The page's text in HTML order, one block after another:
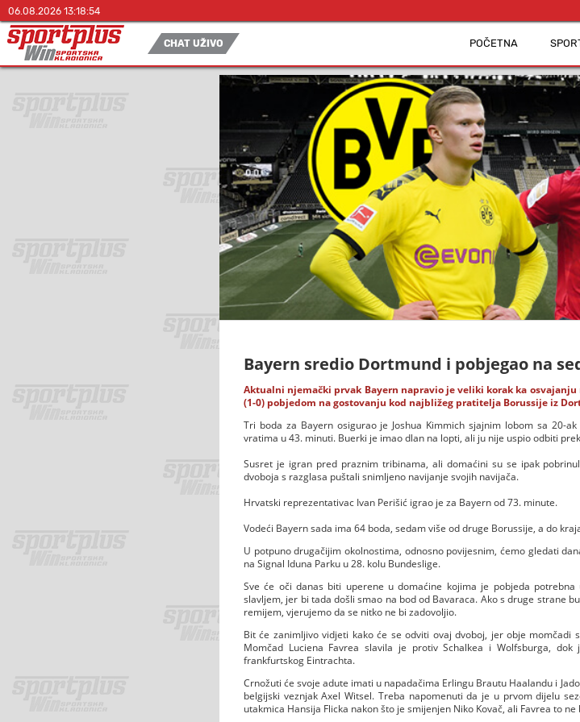
06.08.2026 13:18:54
CHAT UŽIVO POČETNA
Bayern sredio Dortmund i pobjegao na
Aktualni njemački prvak Bayern napravio je veliki korak ka osvajanju
(1-0) pobjedom na gostovanju kod najbližeg pratitelja Borussije iz
Tri boda za Bayern osigurao je Joshua Kimmich sjajnim lobom sa 20-
vratima u 43. minuti. Buerki je imao dlan na lopti, ali ju nije uspio odbiti
Susret je igran pred praznim tribinama, ali domaćini su se ipak
dvoboja s razglasa puštali snimljeno navijanje svojih navijača.
Hrvatski reprezentativac Ivan Perišić igrao je za Bayern od 73. minute.
Vodeći Bayern sada ima 64 boda, sedam više od druge Borussije, a do
U potpuno drugačijim okolnostima, odnosno povijesnim, ćemo gledati
na Signal Iduna Parku u 28. kolu Bundeslige.
Sve će oči danas biti uperene u domaćine kojima je pobjeda
slavljem, jer bi tada došli smao na bod od Bavaraca. Ako s druge strane
remijem, vjerujemo da se nitko ne bi zadovoljio.
Bit će zanimljivo vidjeti kako će se odviti ovaj dvoboj, jer obje momčadi
Momčad Luciena Favrea slavila je protiv Schalkea i Wolfsburga,
frankfurtskog Eintrachta.
Crnožuti će svoje adute imati u napadačima Erlingu Brautu Haalandu i
belgijski veznjak Axel Witsel. Treba napomenuti da je u prvom dijelu
utakmica Hansija Flicka nakon što je smijenjen Niko Kovač, ali Favrea to ne